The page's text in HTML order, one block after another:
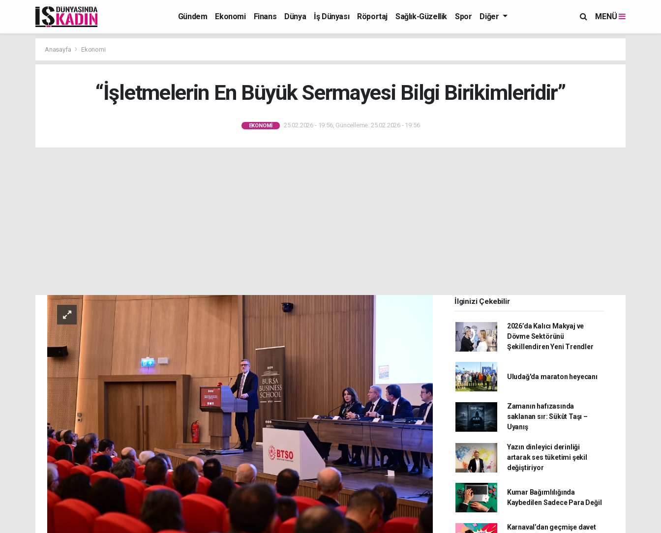
Gündem Ekonomi Finans Dünya İş Dünyası Röportaj Sağlık-Güzellik Spor Diğer MENÜ
Anasayfa Ekonomi
“İşletmelerin En Büyük Sermayesi Bilgi Birikimleridir”
EKONOMI 25.02.2026 - 19:56, Güncelleme: 25.02.2026 - 19:56
İlginizi Çekebilir
2026’da Kalıcı Makyaj ve
Dövme Sektörünü
Şekillendiren Yeni Trendler
Uludağ'da maraton heyecanı
Zamanın hafızasında
saklanan sır: Sükût Taşı –
Uyanış
Yazın dinleyici derinliği
artarak ses tüketimi şekil
değiştiriyor
Kumar Bağımlılığında
Kaybedilen Sadece Para Değil
Karnaval’dan geçmişe davet